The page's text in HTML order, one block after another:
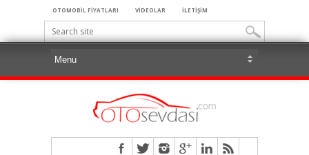
OTOMOBİL FİYATLARI VİDEOLAR İLETİŞİM